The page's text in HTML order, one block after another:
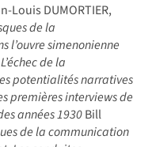
Louis DUMORTIER,
de la
l’ouvre simenonienne
L’échec de la
potentialités narratives
premières interviews de
années 1930Bill
de la communication